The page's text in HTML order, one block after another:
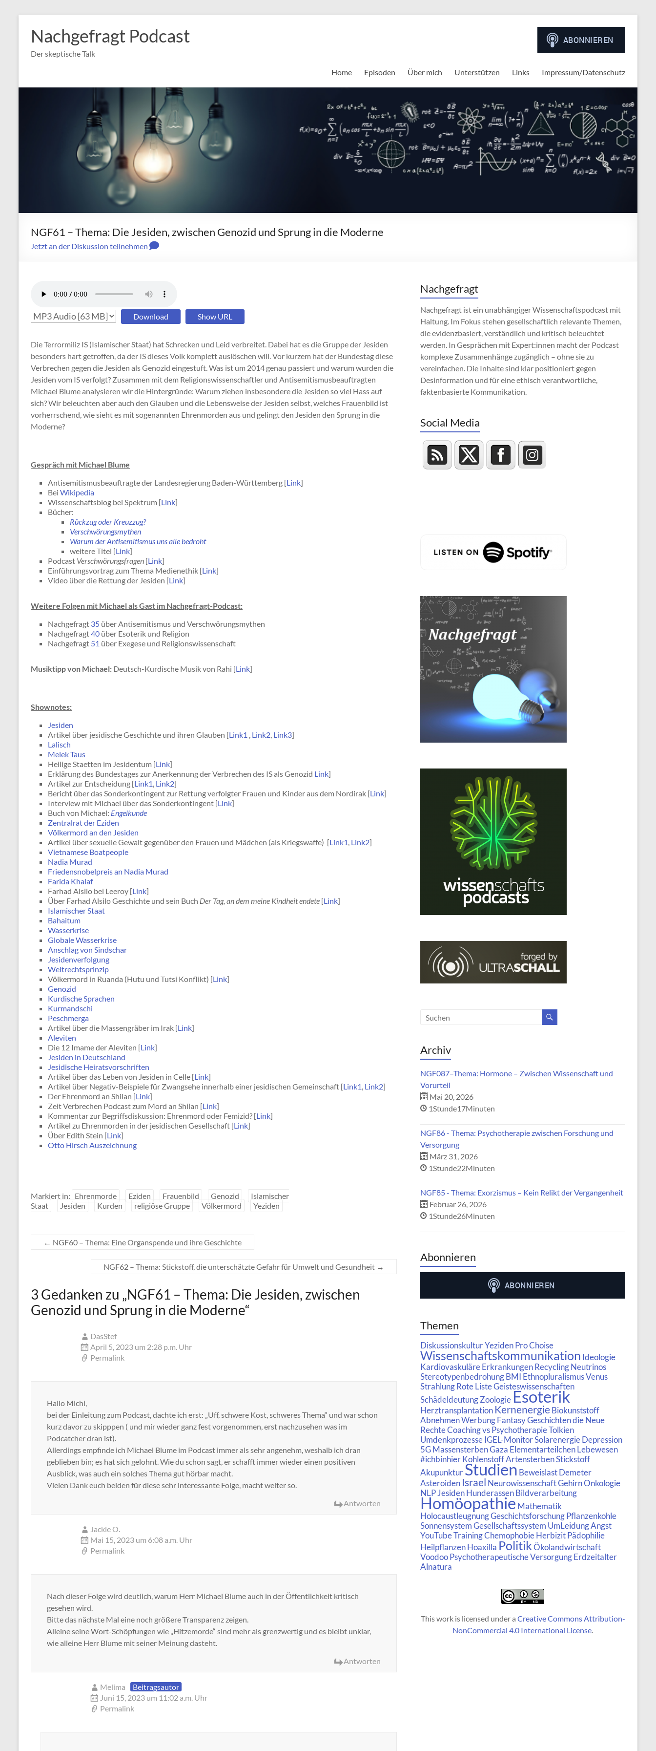
Nachgefragt Podcast
Der skeptische Talk
Home
Episoden Über mich Unterstützen Links Impressum/Datenschutz
NGF61 – Thema: Die Jesiden, zwischen Genozid und Sprung in die Moderne
Jetzt an der Diskussion teilnehmen
Download Show URL
Die Terrormiliz IS (Islamischer Staat) hat Schrecken und Leid verbreitet. Dabei hat es die Gruppe der Jesiden
besonders hart getroffen, da der IS dieses Volk komplett auslöschen will. Vor kurzem hat der Bundestag diese
Verbrechen gegen die Jesiden als Genozid eingestuft. Was ist um 2014 genau passiert und warum wurden die
Jesiden vom IS verfolgt? Zusammen mit dem Religionswissenschaftler und Antisemitismusbeauftragten
Michael Blume analysieren wir die Hintergründe: Warum ziehen insbesondere die Jesiden so viel Hass auf
sich? Wir beleuchten aber auch den Glauben und die Lebensweise der Jesiden selbst, welches Frauenbild ist
vorherrschend, wie sieht es mit sogenannten Ehrenmorden aus und gelingt den Jesiden den Sprung in die
Moderne?
Gespräch mit Michael Blume
Antisemitismusbeauftragte der Landesregierung Baden-Württemberg [Link]
Bei Wikipedia
Wissenschaftsblog bei Spektrum [Link]
Bücher:
Rückzug oder Kreuzzug?
Verschwörungsmythen
Warum der Antisemitismus uns alle bedroht
weitere Titel [Link]
Podcast Verschwörungsfragen [Link]
Einführungsvortrag zum Thema Medienethik [Link]
Video über die Rettung der Jesiden [Link]
Weitere Folgen mit Michael als Gast im Nachgefragt-Podcast:
Nachgefragt 35 über Antisemitismus und Verschwörungsmythen
Nachgefragt40 über Esoterik und Religion
Nachgefragt 51 über Exegese und Religionswissenschaft
Musiktipp von Michael: Deutsch-Kurdische Musik von Rahi [Link]
Shownotes:
Jesiden
Artikel über jesidische Geschichte und ihren Glauben [Link1 , Link2, Link3]
Lalisch
Melek Taus
Heilige Staetten im Jesidentum [Link]
Erklärung des Bundestages zur Anerkennung der Verbrechen des IS als Genozid Link]
Artikel zur Entscheidung [Link1, Link2]
Bericht über das Sonderkontingent zur Rettung verfolgter Frauen und Kinder aus dem Nordirak [Link]
Interview mit Michael über das Sonderkontingent [Link]
Buch von Michael: Engelkunde
Zentralrat der Eziden
Völkermord an den Jesiden
Artikel über sexuelle Gewalt gegenüber den Frauen und Mädchen (als Kriegswaffe) [Link1, Link2]
Vietnamese Boatpeople
Nadia Murad
Friedensnobelpreis an Nadia Murad
Farida Khalaf
Farhad Alsilo bei Leeroy [Link]
Über Farhad Alsilo Geschichte und sein Buch Der Tag, an dem meine Kindheit endete [Link]
Islamischer Staat
Bahaitum
Wasserkrise
Globale Wasserkrise
Anschlag von Sindschar
Jesidenverfolgung
Weltrechtsprinzip
Völkermord in Ruanda (Hutu und Tutsi Konflikt) [Link]
Genozid
Kurdische Sprachen
Kurmandschi
Peschmerga
Artikel über die Massengräber im Irak [Link]
Aleviten
Die 12 Imame der Aleviten [Link]
Jesiden in Deutschland
Jesidische Heiratsvorschriften
Artikel über das Leben von Jesiden in Celle [Link]
Artikel über Negativ-Beispiele für Zwangsehe innerhalb einer jesidischen Gemeinschaft [Link1, Link2]
Der Ehrenmord an Shilan [Link]
Zeit Verbrechen Podcast zum Mord an Shilan [Link]
Kommentar zur Begriffsdiskussion: Ehrenmord oder Femizid? [Link]
Artikel zu Ehrenmorden in der jesidischen Gesellschaft [Link]
Über Edith Stein [Link]
Otto Hirsch Auszeichnung
Markiert in: Ehrenmorde Eziden Frauenbild Genozid
Islamischer
Staat
Jesiden Kurden religiöse Gruppe Völkermord Yeziden
← NGF60 – Thema: Eine Organspende und ihre Geschichte
NGF62 – Thema: Stickstoff, die unterschätzte Gefahr für Umwelt und Gesundheit →
3 Gedanken zu „NGF61 – Thema: Die Jesiden, zwischen
Genozid und Sprung in die Moderne“
DasStef
April 5, 2023 um 2:28 p.m. Uhr
Permalink
Hallo Michi,
bei der Einleitung zum Podcast, dachte ich erst: „Uff, schwere Kost, schweres Thema“ und war schon
kurz davor zu skipppen ( und mir wieder ganz fest vorgenommen, erst nachzusehen was im
Podcatcher dran ist).
Allerdings empfinde ich Michael Blume im Podcast immer als sehr angenehm, weshalb ich dran
geblieben bin; es hat sich gelohnt. Wie du schon sagt, er schafft immer wieder einen positiven
Ausblick, was auch ein solches Thema gut hörbar macht.
Vielen Dank euch beiden für diese sehr interessante Folge, macht weiter so.
Antworten
Jackie O.
Mai 15, 2023 um 6:08 a.m. Uhr
Permalink
Nach dieser Folge wird deutlich, warum Herr Michael Blume auch in der Öffentlichkeit kritisch
gesehen wird.
Bitte das nächste Mal eine noch größere Transparenz zeigen.
Alleine seine Wort-Schöpfungen wie „Hitzemorde“ sind mehr als grenzwertig und es bleibt unklar,
wie alleine Herr Blume mit seiner Meinung dasteht.
Antworten
Melima
Beitragsautor
Juni 15, 2023 um 11:02 a.m. Uhr
Permalink
Nachgefragt
Nachgefragt ist ein unabhängiger Wissenschaftspodcast mit
Haltung. Im Fokus stehen gesellschaftlich relevante Themen,
die evidenzbasiert, verständlich und kritisch beleuchtet
werden. In Gesprächen mit Expert:innen macht der Podcast
komplexe Zusammenhänge zugänglich – ohne sie zu
vereinfachen. Die Inhalte sind klar positioniert gegen
Desinformation und für eine ethisch verantwortliche,
faktenbasierte Kommunikation.
Social Media
Archiv
NGF087–Thema: Hormone – Zwischen Wissenschaft und
Vorurteil
Mai 20, 2026
1Stunde17Minuten
NGF86 - Thema: Psychotherapie zwischen Forschung und
Versorgung
März 31, 2026
1Stunde22Minuten
NGF85 - Thema: Exorzismus – Kein Relikt der Vergangenheit
Februar 26, 2026
1Stunde26Minuten
Abonnieren
Themen
DiskussionskulturYezidenPro Choise
Wissenschaftskommunikation Ideologie
Kardiovaskuläre ErkrankungenRecyclingNeutrinos
StereotypenbedrohungBMI EthnopluralismusVenus
StrahlungRote ListeGeisteswissenschaften
SchädeldeutungZoologie Esoterik
Herztransplantation KernenergieBiokunststoff
AbnehmenWerbungFantasy Geschichtendie Neue
RechteCoaching vs PsychotherapieTolkien
UmdenkprozesseIGEL-MonitorSolarenergieDepression
5GMassensterbenGaza ElementarteilchenLebewesen
#ichbinhierKohlenstoffArtensterbenStickstoff
AkupunkturStudien BeweislastDemeter
Asteroiden Israel NeurowissenschaftGehirnOnkologie
NLPJesidenHunderassenBildverarbeitung
Homöopathie Mathematik
HolocaustleugnungGeschichtsforschungPflanzenkohle
SonnensystemGesellschaftssystem UmLeidungAngst
YouTubeTrainingChemophobieHerbizitPädophilie
HeilpflanzenHoaxilla PolitikÖkolandwirtschaft
VoodooPsychotherapeutische VersorgungErdzeitalter
Alnatura
This work is licensed under a Creative Commons Attribution-
NonCommercial 4.0 International License.